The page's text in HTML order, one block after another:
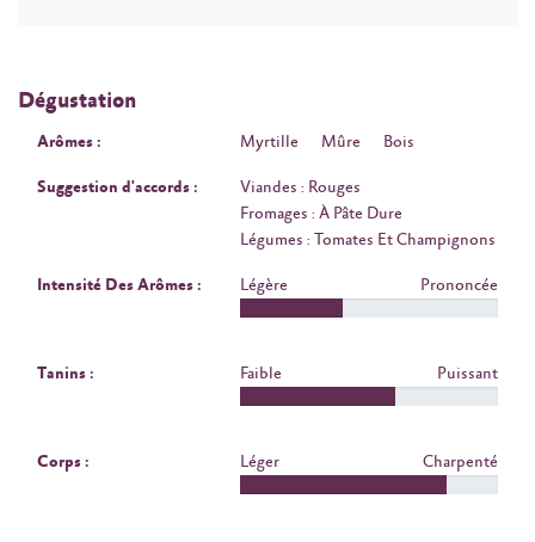
Dégustation
Arômes : Myrtille Mûre Bois
Suggestion d'accords :
Viandes : Rouges
Fromages : À Pâte Dure
Légumes : Tomates Et Champignons
Intensité Des Arômes : Légère Prononcée
Tanins : Faible Puissant
Corps : Léger Charpenté